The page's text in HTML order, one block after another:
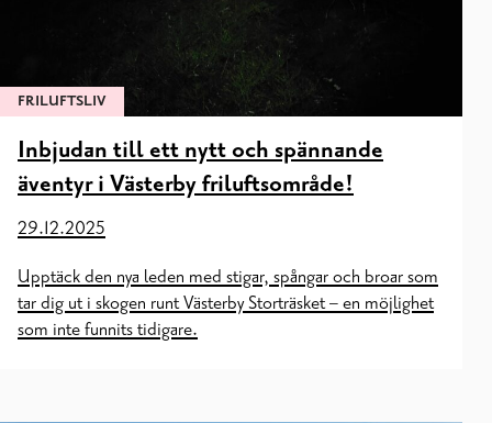
FRILUFTSLIV
Inbjudan till ett nytt och spännande
äventyr i Västerby friluftsområde!
29.12.2025
Upptäck den nya leden med stigar, spångar och broar som
tar dig ut i skogen runt Västerby Storträsket – en möjlighet
som inte funnits tidigare.